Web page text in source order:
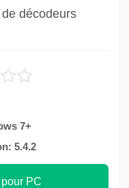
décodeurs
7+
5.4.2
PC